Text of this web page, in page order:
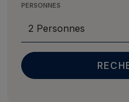
PERSONNES